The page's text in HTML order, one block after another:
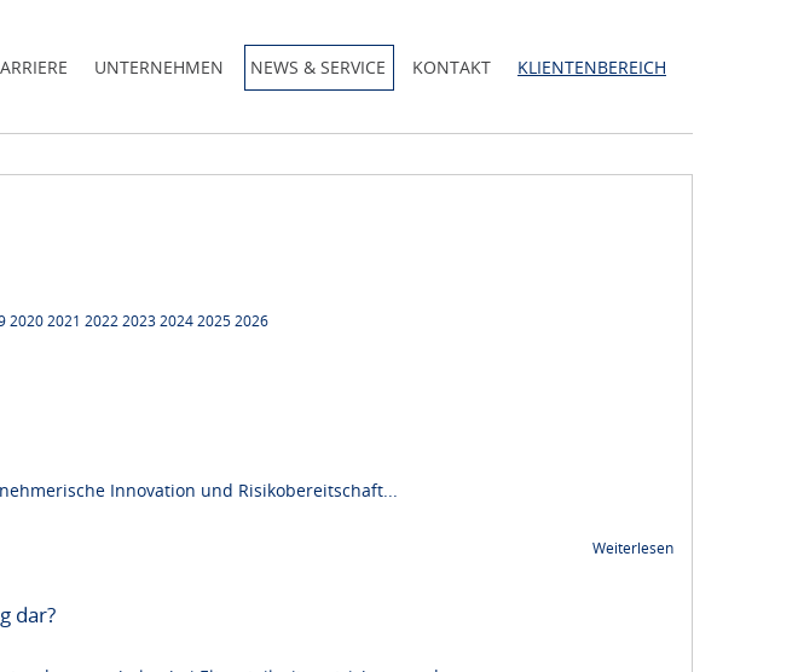
UNTERNEHMEN NEWS & SERVICE KONTAKT KLIENTENBEREICH
20202021 20222023202420252026
Innovation und Risikobereitschaft...
Weiterlesen
dar?